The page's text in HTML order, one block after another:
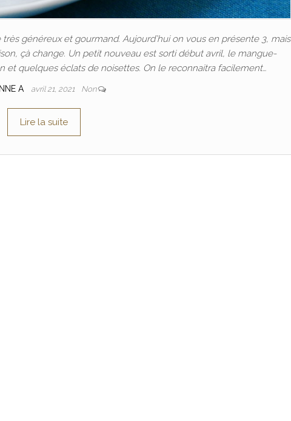
généreux et gourmand. Aujourd’hui on vous en présente 3, mais
çà change. Un petit nouveau est sorti début avril, le mangue-
et quelques éclats de noisettes. On le reconnaitra facilement…
A avril 21, 2021 Non
Lire la suite